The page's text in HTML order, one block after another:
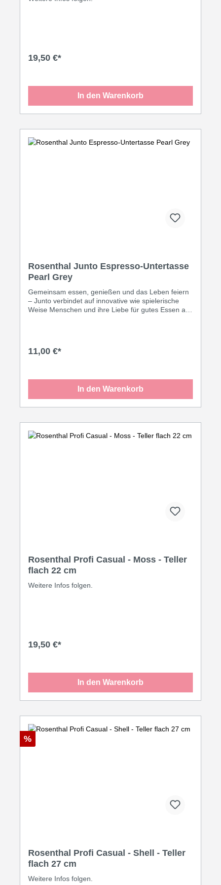
19,50 €*
In den Warenkorb
Rosenthal Junto Espresso-Untertasse
Pearl Grey
Gemeinsam essen, genießen und das Leben feiern
– Junto verbindet auf innovative wie spielerische
Weise Menschen und ihre Liebe für gutes Essen aus
filigranes, sich zur Mitte verjüngendes Rautenrelief.
wichtigsten Stücke auch in kräftigem,
erdverbundenem Steinzeug mit besonderer
Reaktivglasur.
11,00 €*
In den Warenkorb
Rosenthal Profi Casual - Moss - Teller
flach 22 cm
Weitere Infos folgen.
19,50 €*
In den Warenkorb
%
Rosenthal Profi Casual - Shell - Teller
flach 27 cm
Weitere Infos folgen.